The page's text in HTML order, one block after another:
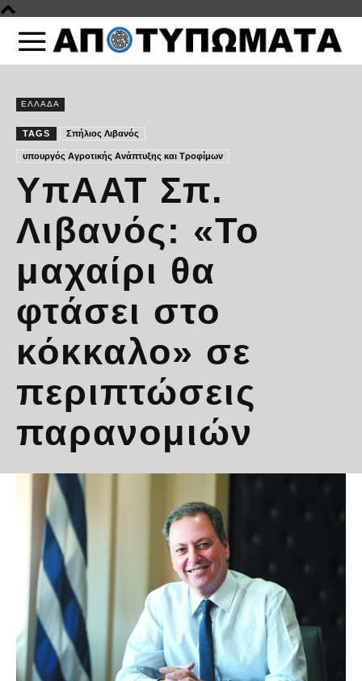
ΕΛΛΑΔΑ
TAGS Σπήλιος Λιβανός
υπουργός Αγροτικής Ανάπτυξης και Τροφίμων
ΥπΑΑΤ Σπ.
Λιβανός: «Το
μαχαίρι θα
φτάσει στο
κόκκαλο» σε
περιπτώσεις
παρανομιών